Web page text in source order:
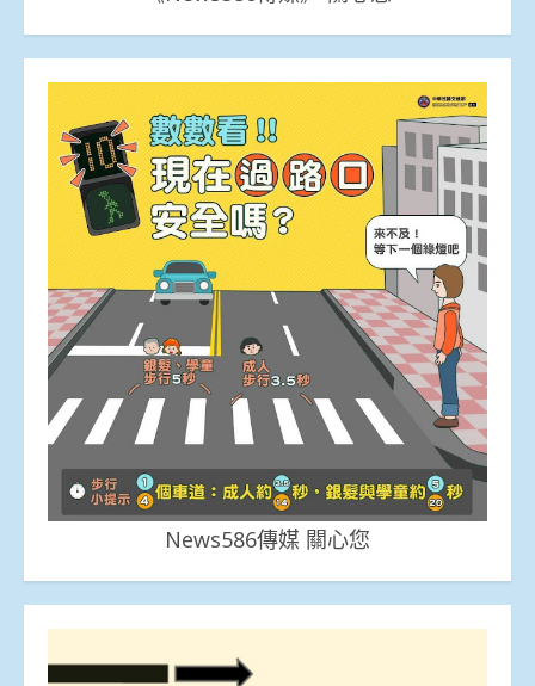
News586傳媒 關心您